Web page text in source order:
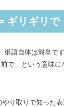
ギリギリで
、単語自体は簡単
で」という意味
り取りで知った